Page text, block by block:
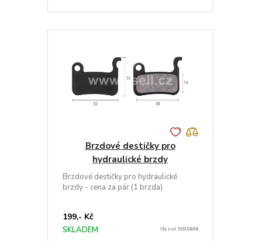
Brzdové destičky pro
hydraulické brzdy
Brzdové destičky pro hydraulické
brzdy - cena za pár (1 brzda)
199,- Kč
SKLADEM Obj. kód: 5030804